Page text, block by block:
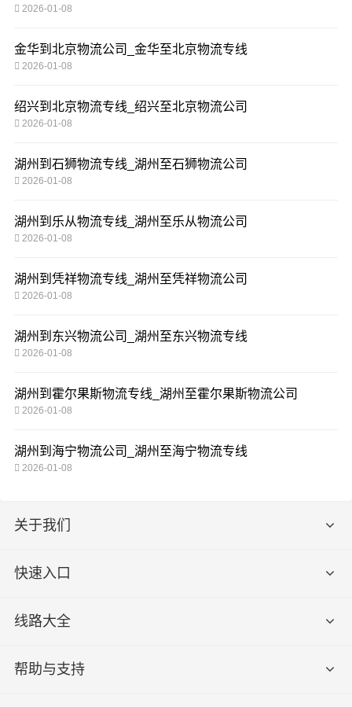
2026-01-08
金华到北京物流公司_金华至北京物流专线
2026-01-08
绍兴到北京物流专线_绍兴至北京物流公司
2026-01-08
湖州到石狮物流专线_湖州至石狮物流公司
2026-01-08
湖州到乐从物流专线_湖州至乐从物流公司
2026-01-08
湖州到凭祥物流专线_湖州至凭祥物流公司
2026-01-08
湖州到东兴物流公司_湖州至东兴物流专线
2026-01-08
湖州到霍尔果斯物流专线_湖州至霍尔果斯物流公司
2026-01-08
湖州到海宁物流公司_湖州至海宁物流专线
2026-01-08
关于我们
快速入口
线路大全
帮助与支持